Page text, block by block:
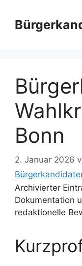
Inhalt
springen
Bonn
2. Januar 2026
Archivierter
Dokumentation
redaktionelle